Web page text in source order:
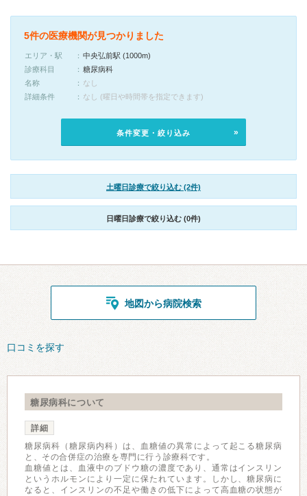
5件の医療機関が見つかりました
エリア・駅
中央弘前駅 (1000m)
診療科目
糖尿病科
名称
なし
詳細条件
なし (曜日や時間帯を指定できます)
条件変更・絞り込み
土曜日診療で絞り込む (2件)
日曜日診療で絞り込む (0件)
地図から病院検索
口コミを探す
糖尿病科について
詳細
糖尿病科（糖尿病内科）は、血糖値の異常によって起こる糖尿病
と、その合併症の治療を専門に行う診療科です。
血糖値とは、血液中のブドウ糖の濃度であり、通常はインスリン
というホルモンにより一定に保たれています。しかし、糖尿病に
なると、インスリンの不足や働きの低下によって高血糖の状態が